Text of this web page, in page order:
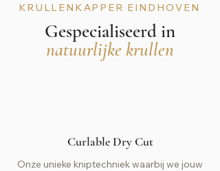
KRULLENKAPPER EINDHOVEN
Gespecialiseerd in
natuurlijke krullen
Curlable Dry Cut
Onze unieke kniptechniek waarbij we jouw